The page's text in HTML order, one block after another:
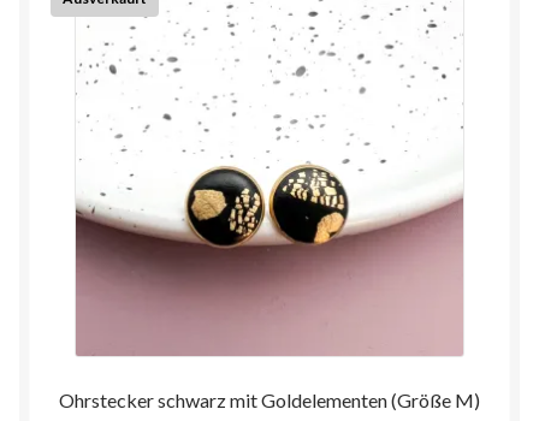
Ohrstecker schwarz mit Goldelementen (Größe M)